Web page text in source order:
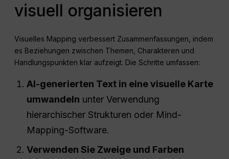
visuell organisieren
Visuelles Mapping verbessert Zusammenfassungen, indem
es Beziehungen zwischen Themen, Charakteren und
Handlungspunkten klar aufzeigt. Die Schritte umfassen:
AI-generierten Text in eine visuelle Karte
umwandeln unter Verwendung
hierarchischer Strukturen oder Mind-
Mapping-Software.
Verwenden Sie Zweige und Farben